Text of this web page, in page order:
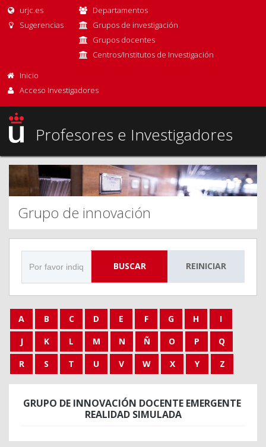
urjc.es
Sugerencias
Departamentos
Grupos de investigación
Grupos docentes
Centros/Institutos de Investigación
Inicio
Acceso Investigadores
Profesores e Investigadores
Grupo de innovación
BUSCAR REINICIAR
A B C D E F G H
I
J
K L M N Ñ O P
Q
R
S T U V W X Y Z
GRUPO DE INNOVACIÓN DOCENTE EMERGENTE
REALIDAD SIMULADA